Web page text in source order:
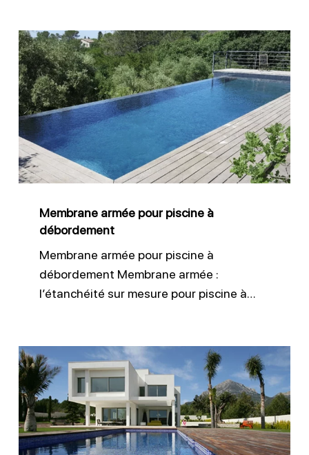
Membrane
armée
pour
piscine
à
débordement
Membrane armée pour piscine à
débordement
Membrane armée pour piscine à
débordement Membrane armée :
l’étanchéité sur mesure pour piscine à…
Liner
150/100
pour
piscines
durables